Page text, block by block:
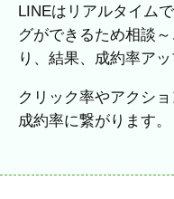
LINEはリアルタイム
グができるため相談
り、結果、成約率アッ
クリック率やアクシ
成約率に繋がります。